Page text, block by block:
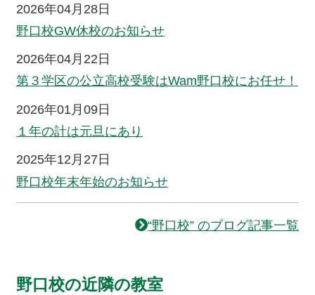
2026年04月28日
野口校GW休校のお知らせ
2026年04月22日
第３学区の公立高校受験はWam野口校にお任せ！
2026年01月09日
１年の計は元旦にあり
2025年12月27日
野口校年末年始のお知らせ
“野口校” のブログ記事一覧
野口校の近隣の教室